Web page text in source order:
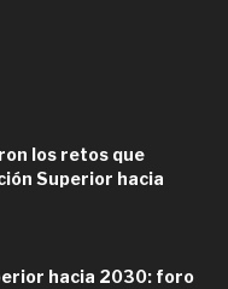
los retos que
Superior hacia
hacia 2030: foro